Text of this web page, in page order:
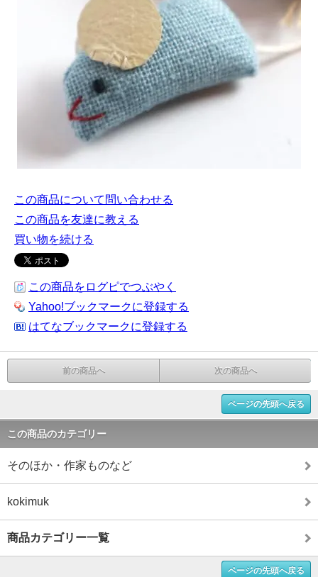
この商品について問い合わせる
この商品を友達に教える
買い物を続ける
この商品をログピでつぶやく
Yahoo!ブックマークに登録する
はてなブックマークに登録する
前の商品へ 次の商品へ
ページの先頭へ戻る
この商品のカテゴリー
そのほか・作家ものなど
kokimuk
商品カテゴリー一覧
ページの先頭へ戻る